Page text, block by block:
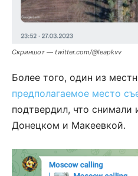
Скриншот — twitter.com/@leapkvv
Более того, один из
предполагаемое место
подтвердил, что
Донецком и Макеевкой.